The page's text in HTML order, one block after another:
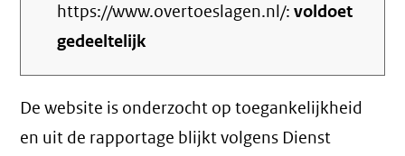
https://www.overtoeslagen.nl/:voldoet
gedeeltelijk
De website is onderzocht op toegankelijkheid
en uit de rapportage blijkt volgens Dienst